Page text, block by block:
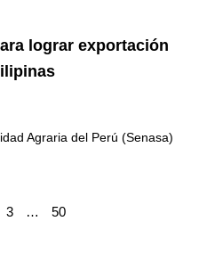
lograr exportación
Agraria del Perú (Senasa)
3 … 50